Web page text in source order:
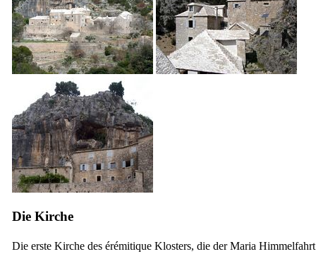
Die Kirche
Die erste Kirche des érémitique Klosters, die der Maria